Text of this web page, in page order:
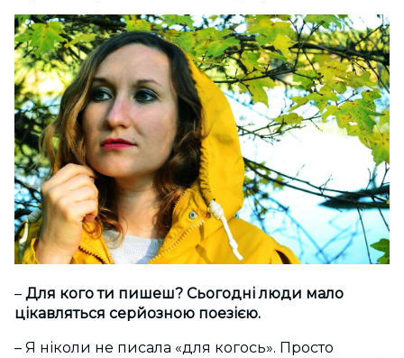
– Для кого ти пишеш? Сьогодні люди мало
цікавляться серйозною поезією.
– Я ніколи не писала «для когось». Просто